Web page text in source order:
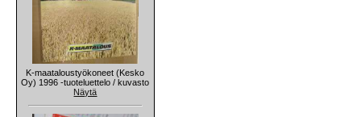
K-maataloustyökoneet (Kesko
Oy) 1996 -tuoteluettelo / kuvasto
Näytä